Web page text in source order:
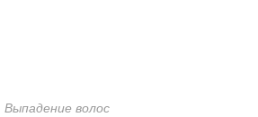
Выпадение волос